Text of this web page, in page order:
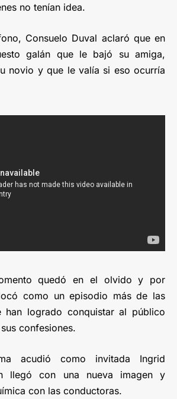
no tenían idea.
Consuelo Duval aclaró que en
galán que le bajó su amiga,
novio y que le valía si eso ocurría
quedó en el olvido y por
como un episodio más de las
han logrado conquistar al público
confesiones.
acudió como invitada Ingrid
llegó con una nueva imagen y
con las conductoras.